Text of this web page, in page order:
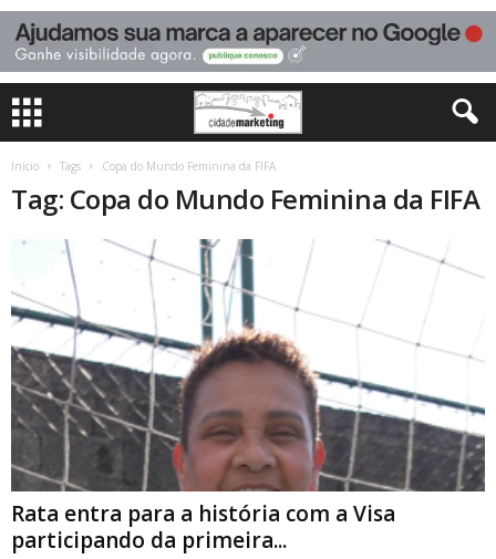
Início Tags Copa do Mundo Feminina da FIFA
Tag: Copa do Mundo Feminina da FIFA
Rata entra para a história com a Visa
participando da primeira...